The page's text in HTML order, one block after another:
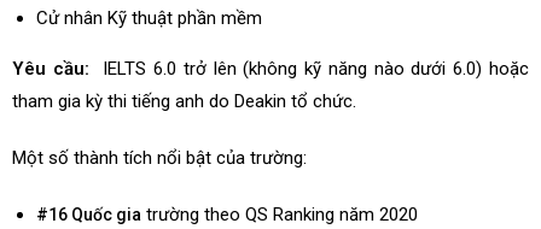
Cử nhân Kỹ thuật phần mềm
Yêu cầu:
IELTS 6.0 trở lên (không kỹ năng nào dưới 6.0) hoặc
tham gia kỳ thi tiếng anh do Deakin tổ chức.
Một số thành tích nổi bật của trường:
#16 Quốc gia trường theo QS Ranking năm 2020